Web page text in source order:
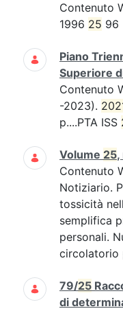
Contenuto
1996 25 96
Piano
Superiore
Contenuto
-2023).
p....PTA ISS
Volume 25,
Contenuto
Notiziario.
tossicità
semplifica
personali.
circolatorio
79/25
di